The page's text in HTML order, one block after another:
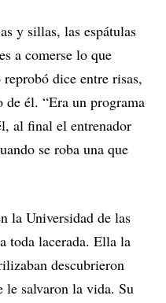
y sillas, las espátulas
a comerse lo que
dice entre risas,
de él. “Era un programa
al final el entrenador
se roba una que
la Universidad de las
toda lacerada. Ella la
descubrieron
le salvaron la vida. Su